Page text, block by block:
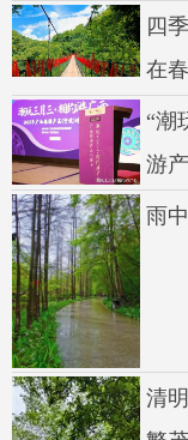
四
在
“潮
游
雨
清